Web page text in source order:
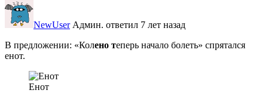
NewUser Админ. ответил 7 лет назад
В предложении: «Колено теперь начало болеть» спрятался
енот.
Енот